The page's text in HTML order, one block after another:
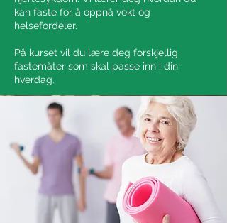
kan faste for å oppnå vekt og
helsefordeler.
På kurset vil du lære deg forskjellig
fastemåter som skal passe inn i din
hverdag.